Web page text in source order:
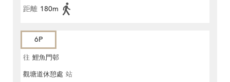
距離 180m
6P
往 鯉魚門邨
觀塘道休憩處 站